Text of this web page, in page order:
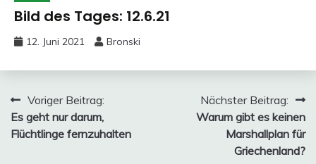
Bild des Tages: 12.6.21
12. Juni 2021 Bronski
Beitragsnavigation
Voriger Beitrag:
Es geht nur darum,
Flüchtlinge fernzuhalten
Nächster Beitrag:
Warum gibt es keinen
Marshallplan für
Griechenland?